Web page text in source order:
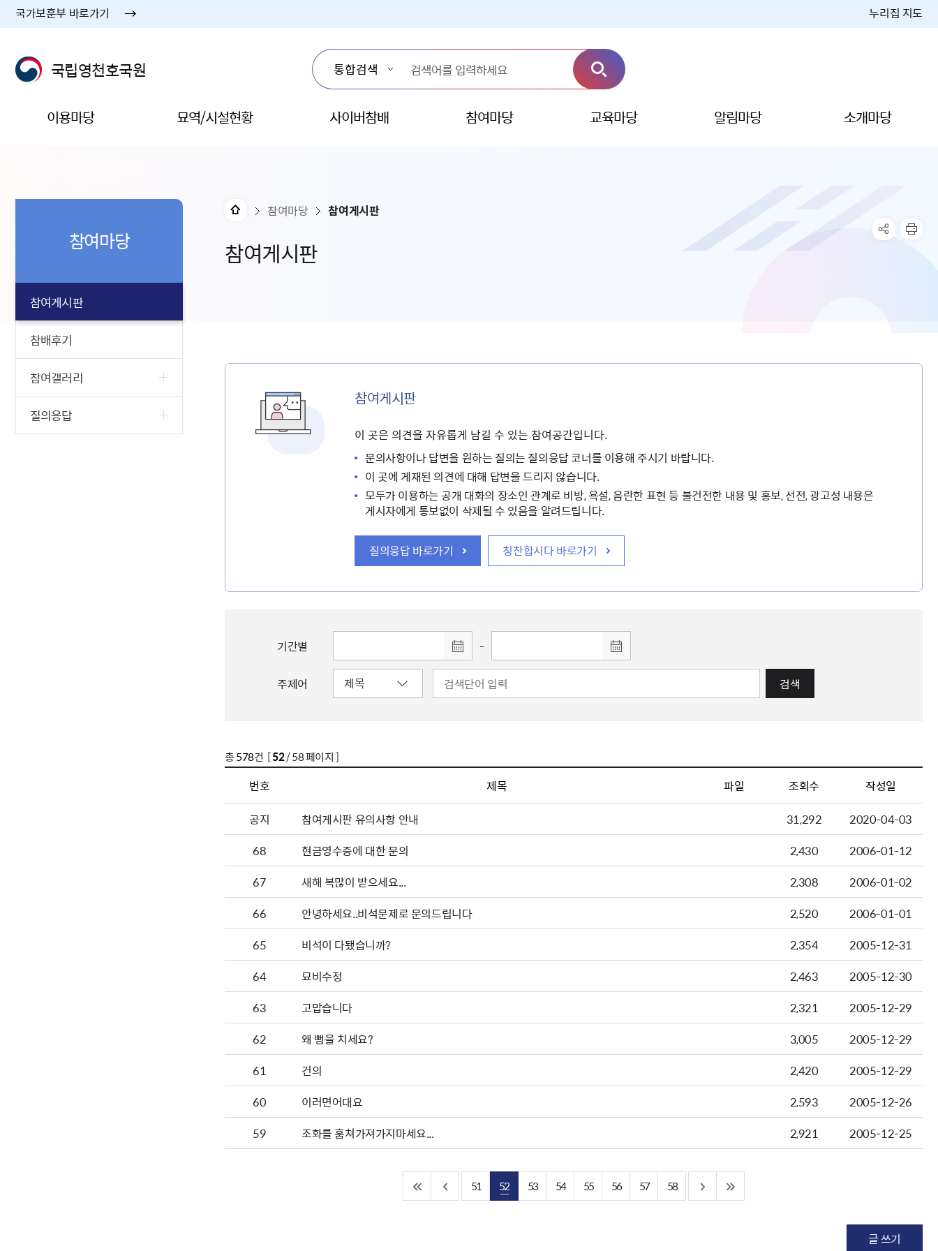
국가보훈부 바로가기 누리집 지도
국립영천호국원
이용마당 묘역/시설현황 사이버참배 참여마당 교육마당 알림마당 소개마당
참여게시판
참여마당 참여게시판
참여마당
참여게시판
참배후기
참여갤러리
질의응답
참여게시판
이 곳은 의견을 자유롭게 남길 수 있는 참여공간입니다.
문의사항이나 답변을 원하는 질의는 질의응답 코너를 이용해 주시기 바랍니다.
이 곳에 게재된 의견에 대해 답변을 드리지 않습니다.
모두가 이용하는 공개 대화의 장소인 관계로 비방, 욕설, 음란한 표현 등 불건전한 내용 및 홍보, 선전, 광고성 내용은
게시자에게 통보없이 삭제될 수 있음을 알려드립니다.
질의응답 바로가기 칭찬합시다 바로가기
기간별 -
주제어 검색
총578건 [52/ 58 페이지 ]
번호 제목 파일 조회수
작성일
공지
참여게시판 유의사항 안내 31,292
2020-04-03
68
현금영수증에 대한 문의 2,430
2006-01-12
67
새해 복많이 받으세요... 2,308
2006-01-02
66
안녕하세요..비석문제로 문의드립니다 2,520
2006-01-01
65
비석이 다됐습니까? 2,354
2005-12-31
64
묘비수정 2,463
2005-12-30
63
고맙습니다 2,321
2005-12-29
62
왜 뻥을 치세요? 3,005
2005-12-29
61
건의 2,420
2005-12-29
60
이러면어대요 2,593
2005-12-26
59
조화를 훔쳐가져가지마세요... 2,921 2005-12-25
51 52 53 54 55 56 57 58
글 쓰기